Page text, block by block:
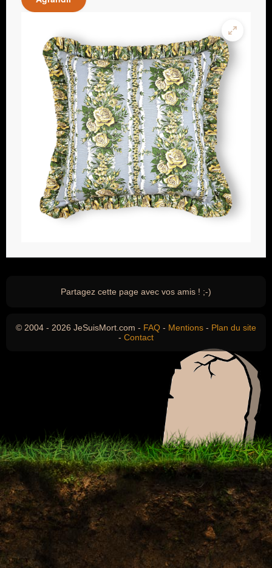
Partagez cette page avec vos amis ! ;-)
© 2004 - 2026 JeSuisMort.com - FAQ - Mentions - Plan du site
- Contact